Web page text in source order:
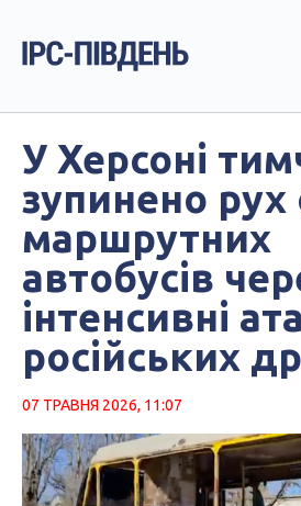
У Херсоні
зупинено рух
маршрутних
автобусів
інтенсивні
російських
07 ТРАВНЯ 2026, 11:07